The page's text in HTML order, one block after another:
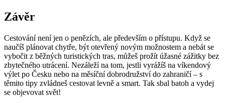
Závěr
Cestování není jen o penězích, ale především o přístupu. Když se
naučíš plánovat chytře, být otevřený novým možnostem a nebát se
vybočit z běžných turistických tras, můžeš prožít úžasné zážitky bez
zbytečného utrácení. Nezáleží na tom, jestli vyrážíš na víkendový
výlet po Česku nebo na měsíční dobrodružství do zahraničí – s
těmito tipy zvládneš cestovat levně a smart. Tak sbal batoh a vydej
se objevovat svět!